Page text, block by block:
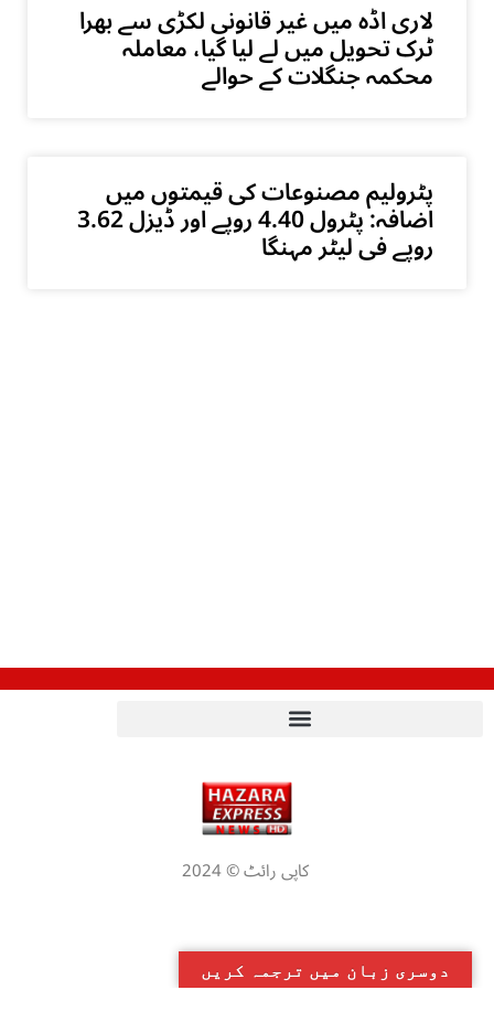
لاری اڈہ میں غیر قانونی لکڑی سے بھرا
ٹرک تحویل میں لے لیا گیا، معاملہ
محکمہ جنگلات کے حوالے
پٹرولیم مصنوعات کی قیمتوں میں
اضافہ: پٹرول 4.40 روپے اور ڈیزل 3.62
روپے فی لیٹر مہنگا
کاپی رائٹ © 2024
دوسری زبان میں ترجمہ کریں